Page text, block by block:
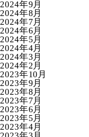
2024年9月
2024年8月
2024年7月
2024年6月
2024年5月
2024年4月
2024年3月
2024年2月
2023年10月
2023年9月
2023年8月
2023年7月
2023年6月
2023年5月
2023年4月